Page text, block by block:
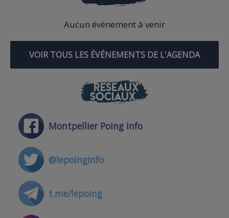
Aucun événement à venir
VOIR TOUS LES ÉVÉNEMENTS DE L'AGENDA
RÉSEAUX
SOCIAUX
Montpellier Poing Info
@lepoinginfo
t.me/lepoing